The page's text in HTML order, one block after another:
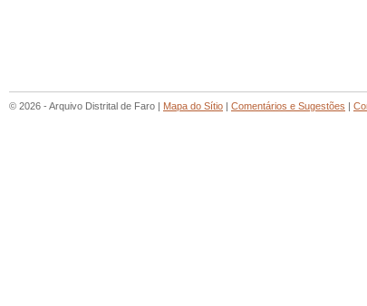
© 2026 - Arquivo Distrital de Faro | Mapa do Sítio Comentários e Sugestões